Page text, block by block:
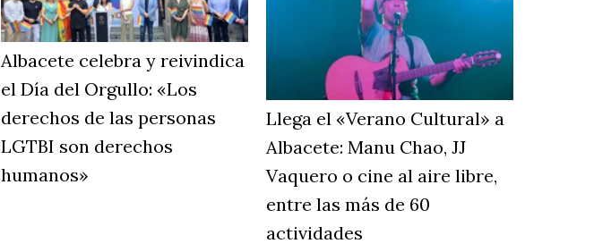
Albacete celebra y reivindica
el Día del Orgullo: «Los
derechos de las personas
LGTBI son derechos
humanos»
Llega el «Verano Cultural» a
Albacete: Manu Chao, JJ
Vaquero o cine al aire libre,
entre las más de 60
actividades